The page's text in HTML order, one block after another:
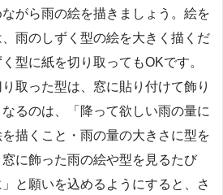
がら雨の絵を描きましょう。絵を
雨のしずく型の絵を大きく描くだ
型に紙を切り取ってもOKです。
取った型は、窓に貼り付けて飾り
るのは、「降って欲しい雨の量に
描くこと・雨の量の大きさに型を
に飾った雨の絵や型を見るたび
と願いを込めるようにすると、さ